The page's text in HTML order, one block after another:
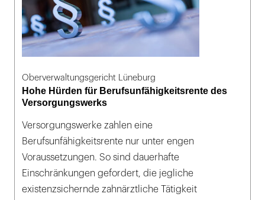
Oberverwaltungsgericht Lüneburg
Hohe Hürden für Berufsunfähigkeitsrente des
Versorgungswerks
Versorgungswerke zahlen eine
Berufsunfähigkeitsrente nur unter engen
Voraussetzungen. So sind dauerhafte
Einschränkungen gefordert, die jegliche
existenzsichernde zahnärztliche Tätigkeit